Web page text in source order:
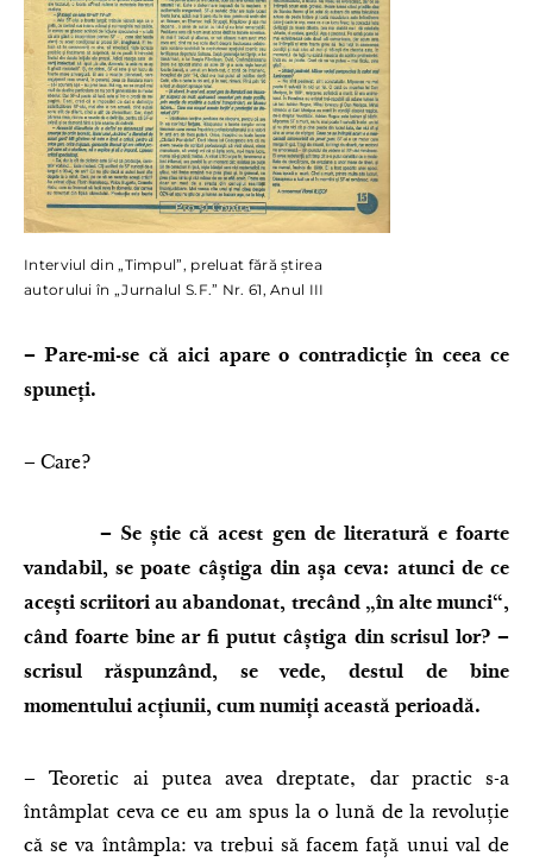
Interviul din „Timpul”, preluat fără știrea
autorului în „Jurnalul S.F.” Nr. 61, Anul III
– Pare-mi-se că aici apare o contradicție în ceea ce
spuneți.
– Care?
– Se știe că acest gen de literatură e foarte
vandabil, se poate câștiga din așa ceva: atunci de ce
acești scriitori au abandonat, trecând „în alte munci“,
când foarte bine ar fi putut câștiga din scrisul lor? –
scrisul răspunzând, se vede, destul de bine
momentului acțiunii, cum numiți această perioadă.
– Teoretic ai putea avea dreptate, dar practic s-a
întâmplat ceva ce eu am spus la o lună de la revoluție
că se va întâmpla: va trebui să facem față unui val de